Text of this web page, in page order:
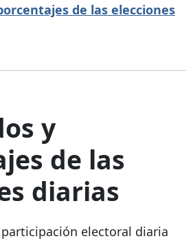
de las elecciones
y
de las
diarias
electoral diaria